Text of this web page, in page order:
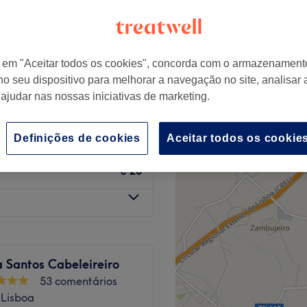
€ 13
€ 20
Santos Cabeleireiro
53 comentários
"Aceitar todos os cookies", concorda com o
seu dispositivo para melhorar a navegação no site, analisar
nas nossas iniciativas de marketing.
Aceitar todos os
Definições de cookies